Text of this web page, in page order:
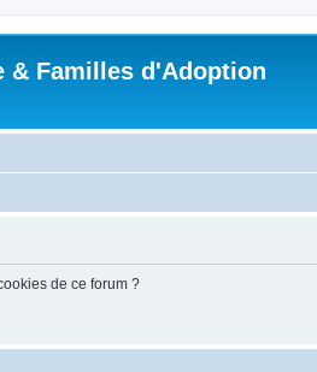
& Familles d'Adoption
de ce forum ?